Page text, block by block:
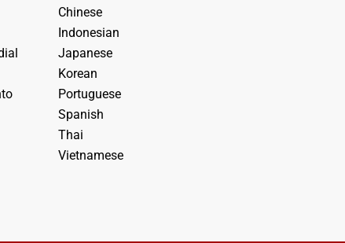
Chinese
Indonesian
Japanese
Korean
Portuguese
Spanish
Thai
Vietnamese